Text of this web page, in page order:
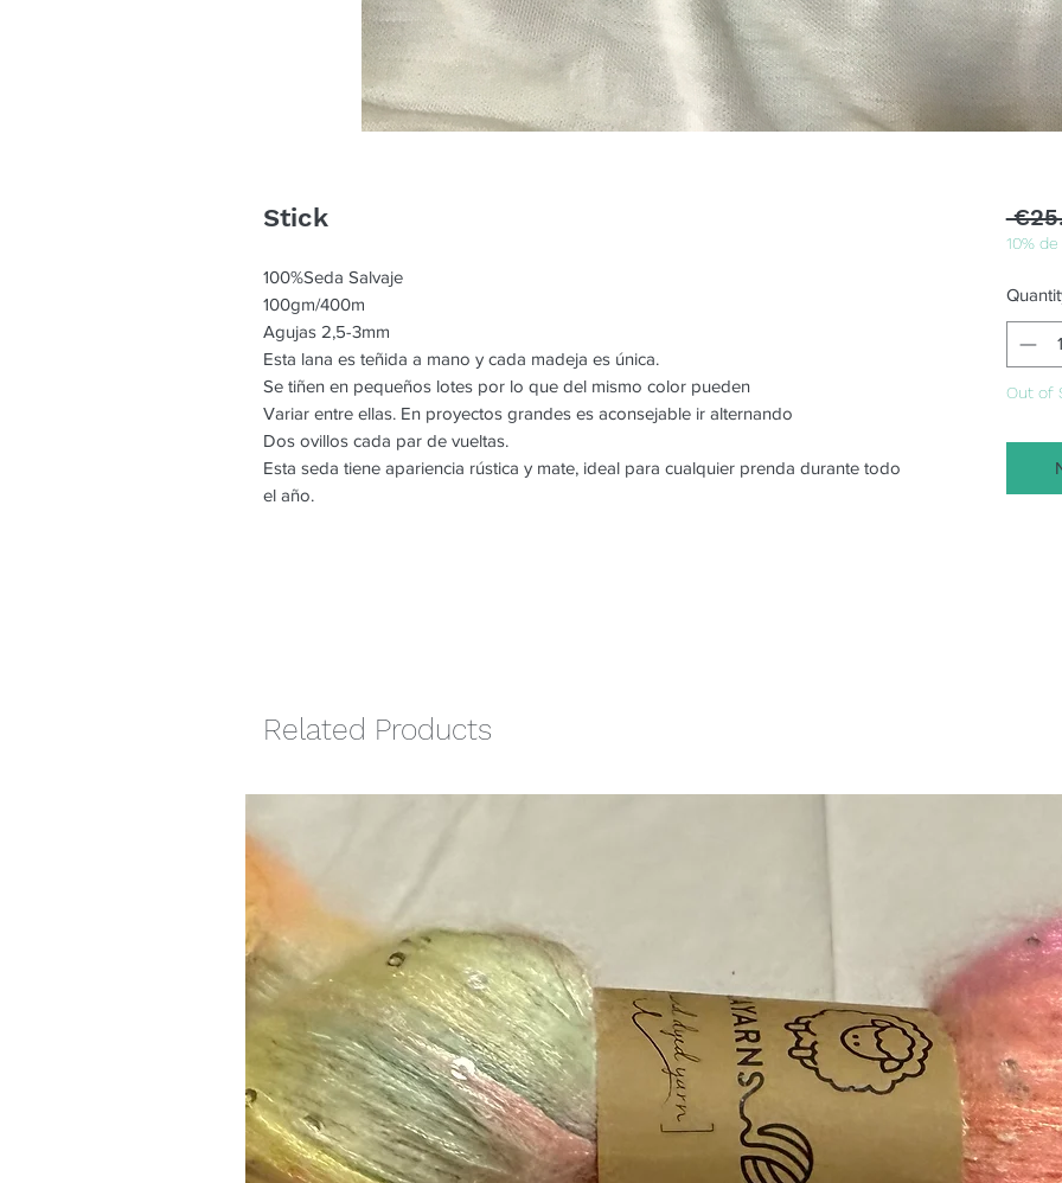
Stick
100%Seda Salvaje
100gm/400m
Agujas 2,5-3mm
Esta lana es teñida a mano y cada madeja es única.
Se tiñen en pequeños lotes por lo que del mismo color pueden
Variar entre ellas. En proyectos grandes es aconsejable ir alternando
Dos ovillos cada par de vueltas.
Esta seda tiene apariencia rústica y mate, ideal para cualquier prenda durante todo
el año.
10%
Out of
Related Products